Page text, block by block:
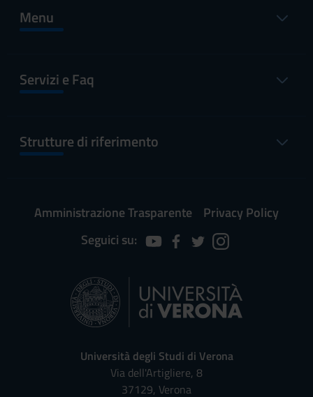
Menu
Servizi e Faq
Strutture di riferimento
Amministrazione Trasparente
Privacy Policy
Seguici su:
Università degli Studi di Verona
Via dell'Artigliere, 8
37129, Verona